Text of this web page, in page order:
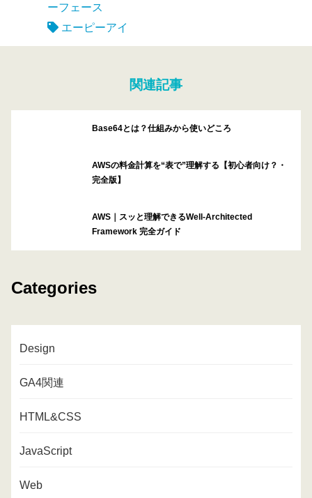
ーフェース
エーピーアイ
関連記事
Base64とは？仕組みから使いどころ
AWSの料金計算を“表で”理解する【初心者向け？・
完全版】
AWS｜スッと理解できるWell-Architected
Framework 完全ガイド
Categories
Design
GA4関連
HTML&CSS
JavaScript
Web